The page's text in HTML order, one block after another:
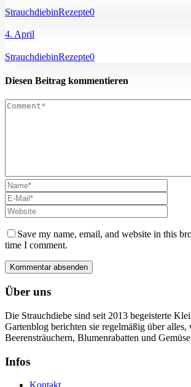
StrauchdiebinRezepte0
4. April
StrauchdiebinRezepte0
Diesen Beitrag kommentieren
Save my name, email, and website in this
time I comment.
Über uns
Die Strauchdiebe sind seit 2013 begeisterte
Gartenblog berichten sie regelmäßig über alles,
Beerensträuchern, Blumenrabatten und
Infos